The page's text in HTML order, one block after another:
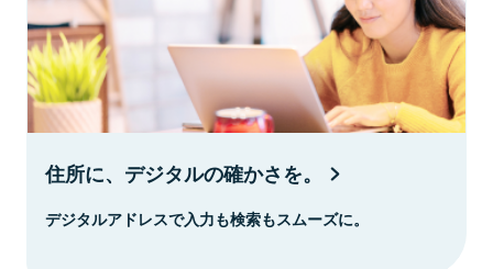
住所に、デジタルの確かさを。
デジタルアドレスで入力も検索もスムーズに。